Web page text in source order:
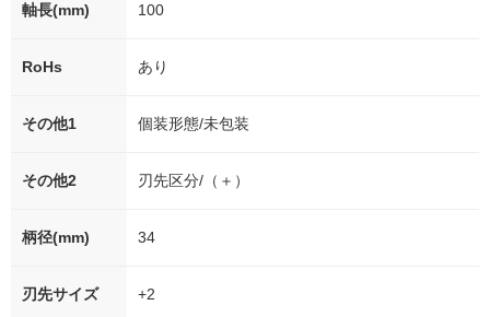
軸長(mm) 100
RoHs あり
その他1 個装形態/未包装
その他2 刃先区分/（＋）
柄径(mm) 34
刃先サイズ +2